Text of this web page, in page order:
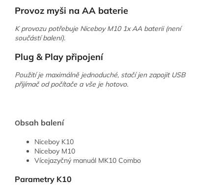
Provoz myši na AA baterie
K provozu potřebuje Niceboy M10 1x AA baterii (není
součástí balení).
Plug & Play připojení
Použití je maximálně jednoduché, stačí jen zapojit USB
přijímač od počítače a vše je hotovo.
Obsah balení
Niceboy K10
Niceboy M10
Vícejazyčný manuál MK10 Combo
Parametry K10